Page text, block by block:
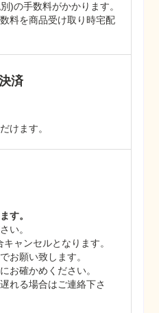
)の手数料がかかります。
料を商品受け取り時宅配
済
けます。
す。
い。
ャンセルとなります。
お願い致します。
お確かめください。
れる場合はご連絡下さ